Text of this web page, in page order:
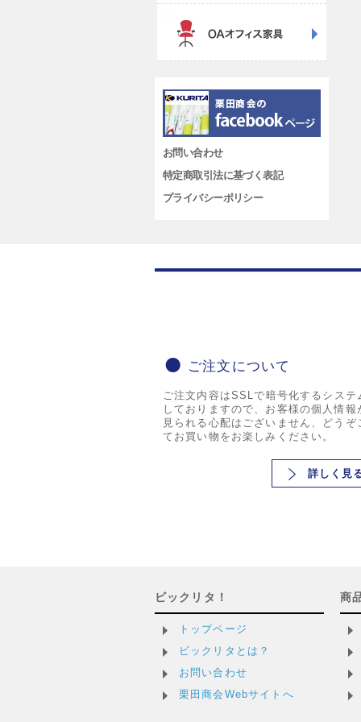
お問い合わせ
特定商取引法に基づく表記
プライバシーポリシー
ご注文について
ご注文内容はSSLで暗号化するシステ
しておりますので、お客様の個人情報
見られる心配はございません、どうぞ
てお買い物をお楽しみください。
詳しく見
ビックリタ！
トップページ
ビックリタとは？
お問い合わせ
栗田商会Webサイトへ
商